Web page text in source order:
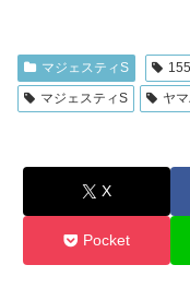
マジェスティS 155
マジェスティS
ヤ
X
Pocket